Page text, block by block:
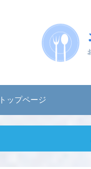
トップページ